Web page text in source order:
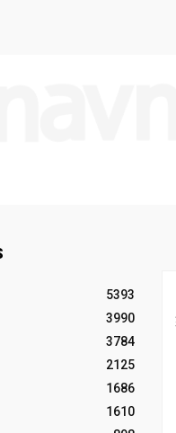
5393
3990
3784
2125
1686
1610